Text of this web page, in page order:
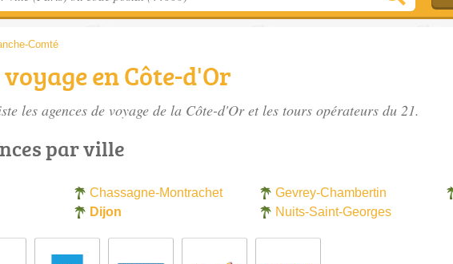
Comté
en Côte-d'Or
les agences de voyage de la Côte-d'Oret les tours opérateurs du 21.
par ville
Chassagne-Montrachet
Dijon
Gevrey-Chambertin
Nuits-Saint-Georges